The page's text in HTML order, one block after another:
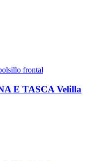
E TASCA Velilla